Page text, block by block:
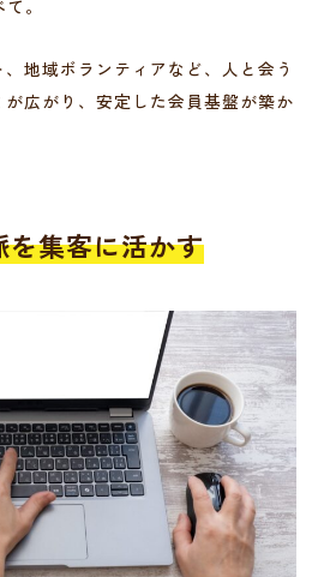
。
地域ボランティアなど、人と会う
広がり、安定した会員基盤が築か
集客に活かす